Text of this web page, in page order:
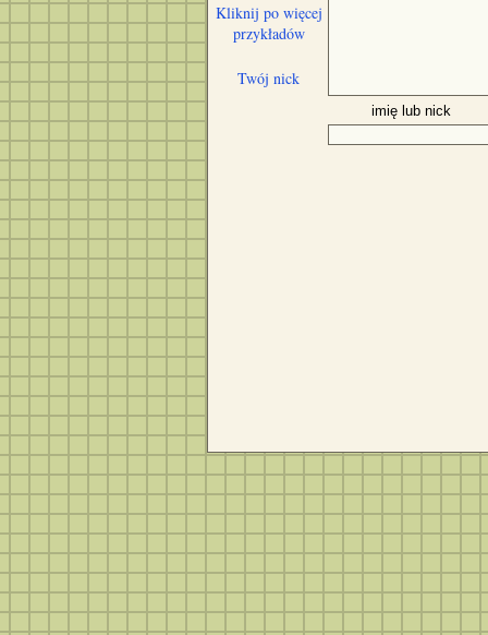
imię lub nick
Kliknij po więcej
przykładów
Twój nick